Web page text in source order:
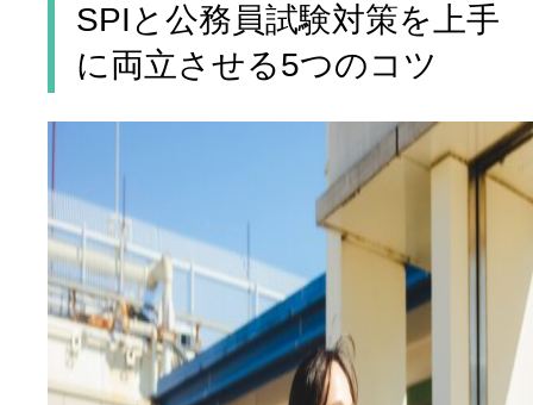
SPIと公務員試験対策を上手
に両立させる5つのコツ